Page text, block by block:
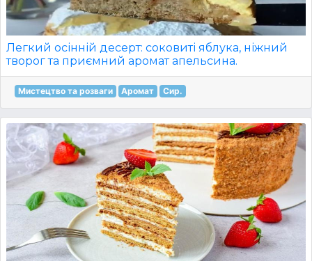
Легкий осінній десерт: соковиті яблука, ніжний
творог та приємний аромат апельсина.
Мистецтво та розваги Аромат Сир.